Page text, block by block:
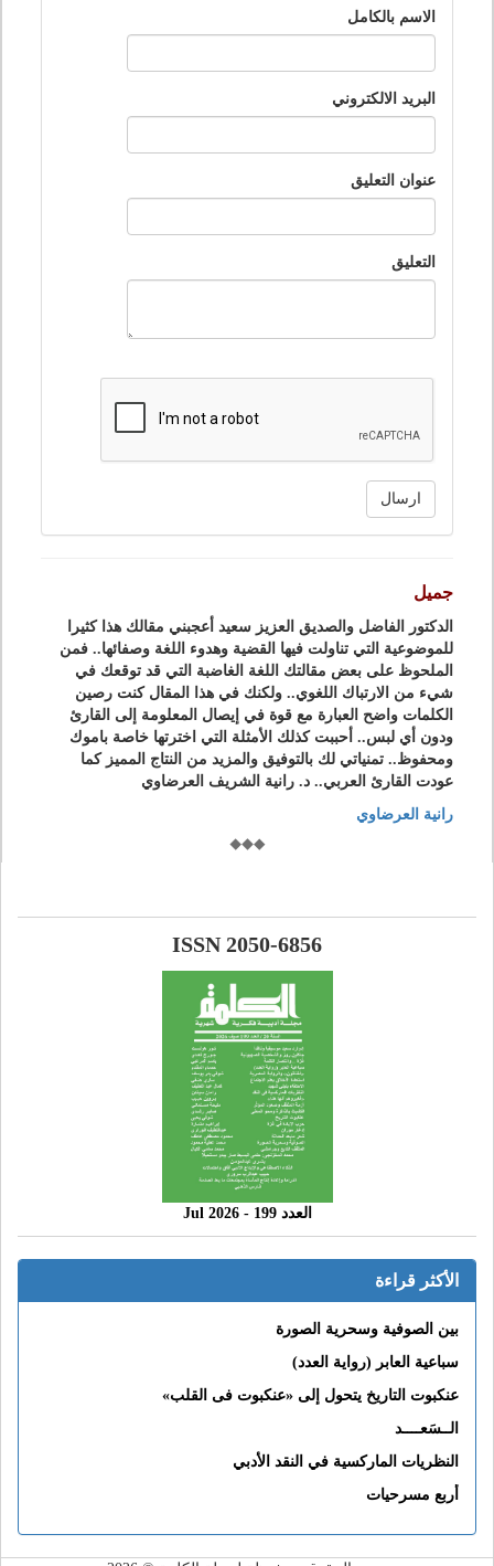
الاسم بالكامل
البريد الالكتروني
عنوان التعليق
التعليق
ارسال
جميل
الدكتور الفاضل والصديق العزيز سعيد أعجبني مقالك هذا كثيرا
للموضوعية التي تناولت فيها القضية وهدوء اللغة وصفائها.. فمن
الملحوظ على بعض مقالتك اللغة الغاضبة التي قد توقعك في
شيء من الارتباك اللغوي.. ولكنك في هذا المقال كنت رصين
الكلمات واضح العبارة مع قوة في إيصال المعلومة إلى القارئ
ودون أي لبس.. أحببت كذلك الأمثلة التي اخترتها خاصة باموك
ومحفوظ.. تمنياتي لك بالتوفيق والمزيد من النتاج المميز كما
عودت القارئ العربي.. د. رانية الشريف العرضاوي
رانية العرضاوي
ISSN 2050-6856
العدد 199 - 2026 Jul
الأكثر قراءة
بين الصوفية وسحرية الصورة
سباعية العابر (رواية العدد)
عنكبوت التاريخ يتحول إلى «عنكبوت فى القلب»
الــسَعــــد
النظريات الماركسية في النقد الأدبي
أربع مسرحيات